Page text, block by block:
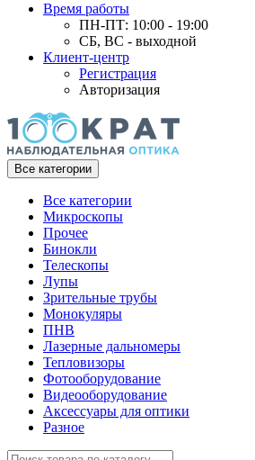
Время работы
ПН-ПТ: 10:00 - 19:00
СБ, ВС - выходной
Клиент-центр
Регистрация
Авторизация
Все категории
Все категории
Микроскопы
Прочее
Бинокли
Телескопы
Лупы
Зрительные трубы
Монокуляры
ПНВ
Лазерные дальномеры
Тепловизоры
Фотооборудование
Видеооборудование
Аксессуары для оптики
Разное